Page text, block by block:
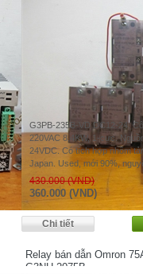
G3PB-235B-VD DC12-24.
220VAC 8,4KW, 1-cực.
24VDC. Có tích hợp nhôm
Japan. Used, mới 90%,
430.000 (VND)
360.000 (VND)
Relay bán dẫn Omron
G3NH-2075B